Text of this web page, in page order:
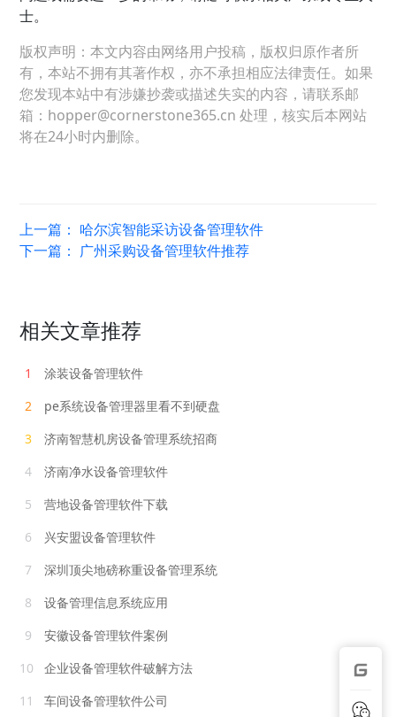
士。
版权声明：本文内容由网络用户投稿，版权归原作者所
有，本站不拥有其著作权，亦不承担相应法律责任。如果
您发现本站中有涉嫌抄袭或描述失实的内容，请联系邮
箱：hopper@cornerstone365.cn 处理，核实后本网站
将在24小时内删除。
上一篇： 哈尔滨智能采访设备管理软件
下一篇： 广州采购设备管理软件推荐
相关文章推荐
1
涂装设备管理软件
2
pe系统设备管理器里看不到硬盘
3
济南智慧机房设备管理系统招商
4
济南净水设备管理软件
5
营地设备管理软件下载
6
兴安盟设备管理软件
7
深圳顶尖地磅称重设备管理系统
8
设备管理信息系统应用
9
安徽设备管理软件案例
10
企业设备管理软件破解方法
11
车间设备管理软件公司